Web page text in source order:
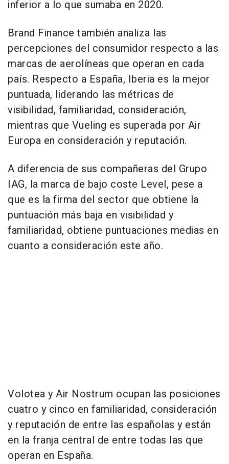
inferior a lo que sumaba en 2020.
Brand Finance también analiza las
percepciones del consumidor respecto a las
marcas de aerolíneas que operan en cada
país. Respecto a España, Iberia es la mejor
puntuada, liderando las métricas de
visibilidad, familiaridad, consideración,
mientras que Vueling es superada por Air
Europa en consideración y reputación.
A diferencia de sus compañeras del Grupo
IAG, la marca de bajo coste Level, pese a
que es la firma del sector que obtiene la
puntuación más baja en visibilidad y
familiaridad, obtiene puntuaciones medias en
cuanto a consideración este año.
Volotea y Air Nostrum ocupan las posiciones
cuatro y cinco en familiaridad, consideración
y reputación de entre las españolas y están
en la franja central de entre todas las que
operan en España.